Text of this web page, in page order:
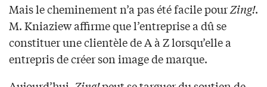
Mais le cheminement n’a pas été facile pourZing!.
M. Kniaziew affirme que l’entreprise a dû se
constituer une clientèle de A à Z lorsqu’elle a
entrepris de créer son image de marque.